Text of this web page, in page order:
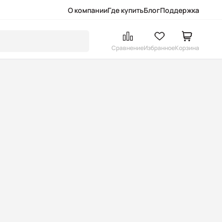
О компанииГде купитьБлогПоддержка
СравнениеИзбранноеКорзина